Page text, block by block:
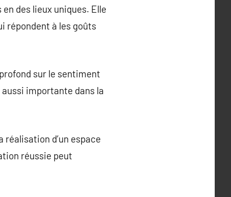
des lieux uniques. Elle
répondent à les goûts
sur le sentiment
importante dans la
réalisation d’un espace
réussie peut